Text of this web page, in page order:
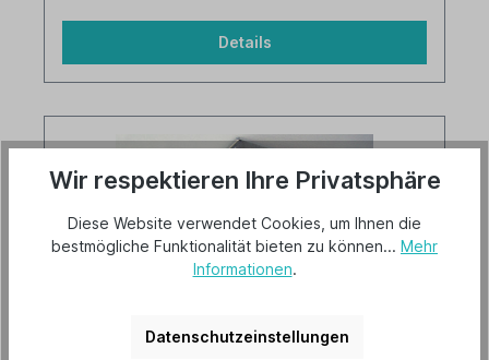
Details
Wir respektieren Ihre Privatsphäre
Diese Website verwendet Cookies, um Ihnen die
bestmögliche Funktionalität bieten zu können... Mehr
Informationen.
Datenschutzeinstellungen